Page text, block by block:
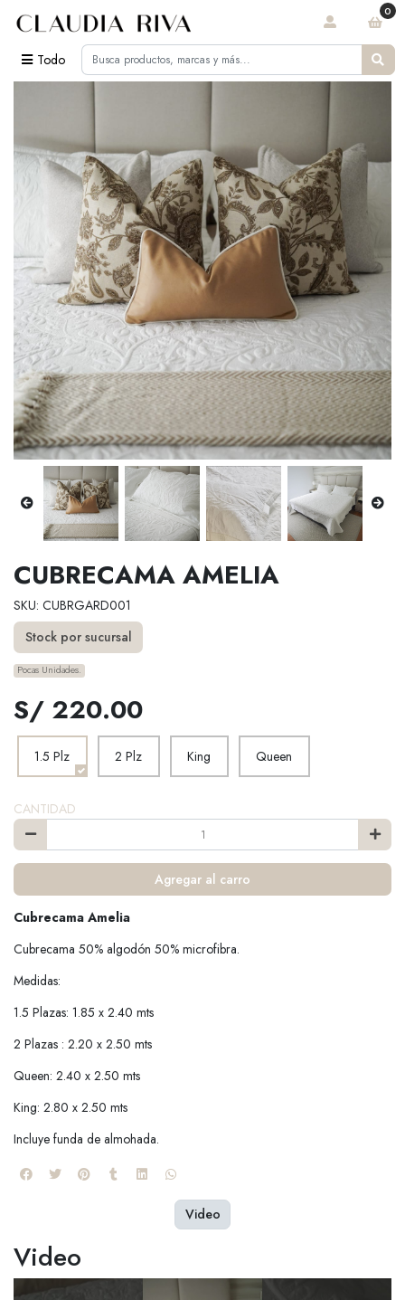
Todo
0
CUBRECAMA AMELIA
SKU: CUBRGARD001
Stock por sucursal
Pocas Unidades.
S/ 220.00
1.5 Plz 2 Plz King Queen
CANTIDAD
Agregar al carro
Cubrecama Amelia
Cubrecama 50% algodón 50% microfibra.
Medidas:
1.5 Plazas: 1.85 x 2.40 mts
2 Plazas : 2.20 x 2.50 mts
Queen: 2.40 x 2.50 mts
King: 2.80 x 2.50 mts
Incluye funda de almohada.
Video
Video